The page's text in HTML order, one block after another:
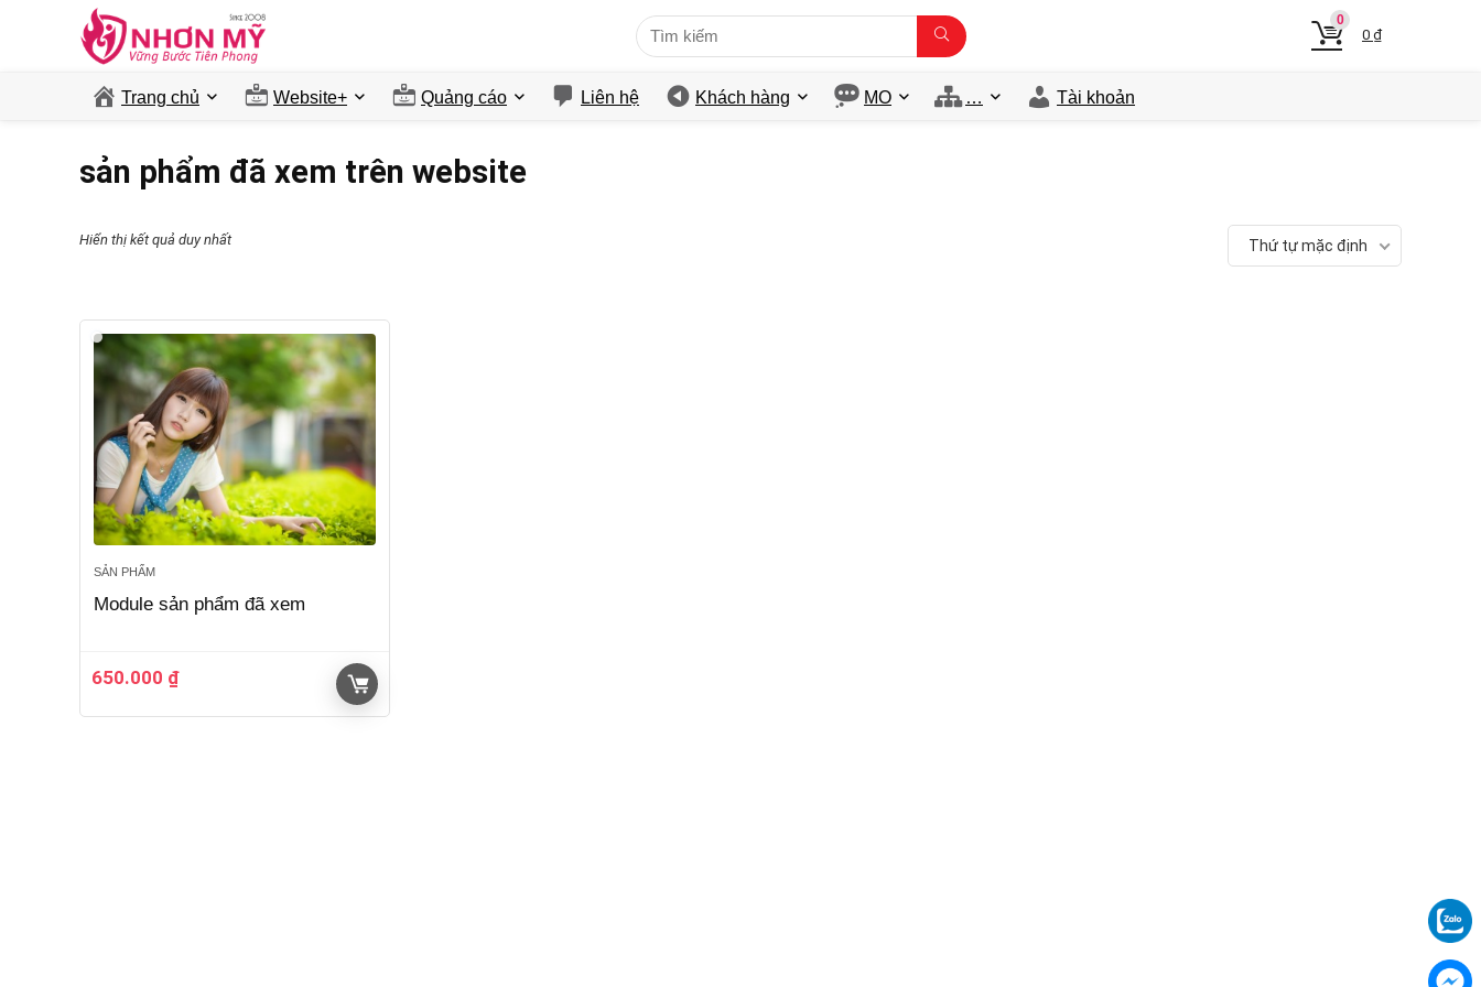
0
0 ₫
Trang chủ Website+ Quảng cáo Liên hệ Khách hàng MO … Tài khoản
sản phẩm đã xem trên website
Hiển thị kết quả duy nhất Thứ tự mặc định
SẢN PHẨM
Module sản phẩm đã xem
650.000 ₫